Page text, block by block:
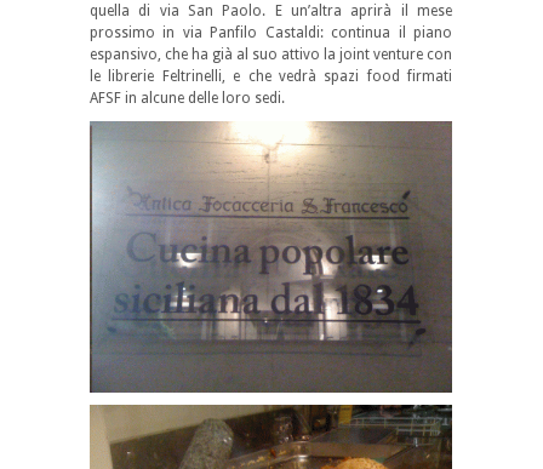
quella di via San Paolo. E un’altra aprirà il mese
prossimo in via Panfilo Castaldi: continua il piano
espansivo, che ha già al suo attivo la joint venture con
le librerie Feltrinelli, e che vedrà spazi food firmati
AFSF in alcune delle loro sedi.